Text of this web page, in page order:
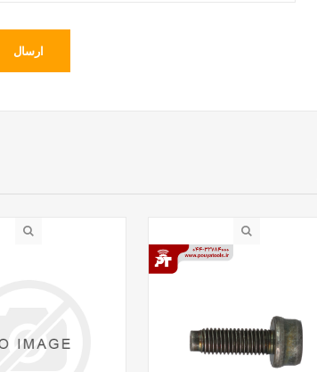
ارسال